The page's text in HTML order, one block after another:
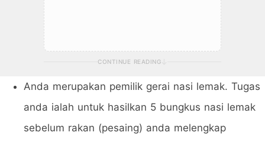
CONTINUE READING
Anda merupakan pemilik gerai nasi lemak. Tugas
anda ialah untuk hasilkan 5 bungkus nasi lemak
sebelum rakan (pesaing) anda melengkap